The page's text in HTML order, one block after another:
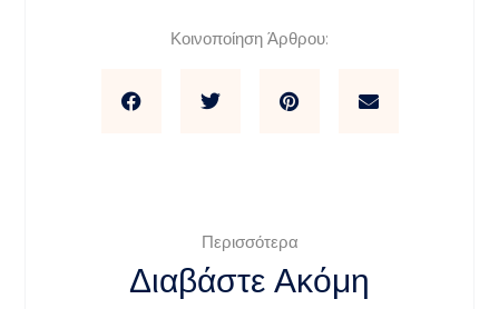
Κοινοποίηση Άρθρου:
Περισσότερα
Διαβάστε Ακόμη